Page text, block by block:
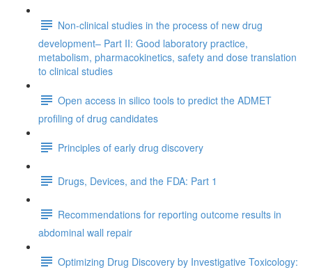
Non-clinical studies in the process of new drug
development– Part II: Good laboratory practice,
metabolism, pharmacokinetics, safety and dose translation
to clinical studies
Open access in silico tools to predict the ADMET
profiling of drug candidates
Principles of early drug discovery
Drugs, Devices, and the FDA: Part 1
Recommendations for reporting outcome results in
abdominal wall repair
Optimizing Drug Discovery by Investigative Toxicology: